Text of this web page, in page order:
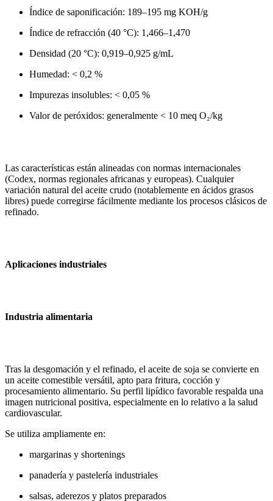
Índice de saponificación: 189–195 mg KOH/g
Índice de refracción (40 °C): 1,466–1,470
Densidad (20 °C): 0,919–0,925 g/mL
Humedad: < 0,2 %
Impurezas insolubles: < 0,05 %
Valor de peróxidos: generalmente < 10 meq O₂/kg
Las características están alineadas con normas internacionales
(Codex, normas regionales africanas y europeas). Cualquier
variación natural del aceite crudo (notablemente en ácidos grasos
libres) puede corregirse fácilmente mediante los procesos clásicos de
refinado.
Aplicaciones industriales
Industria alimentaria
Tras la desgomación y el refinado, el aceite de soja se convierte en
un aceite comestible versátil, apto para fritura, cocción y
procesamiento alimentario. Su perfil lipídico favorable respalda una
imagen nutricional positiva, especialmente en lo relativo a la salud
cardiovascular.
Se utiliza ampliamente en:
margarinas y shortenings
panadería y pastelería industriales
salsas, aderezos y platos preparados